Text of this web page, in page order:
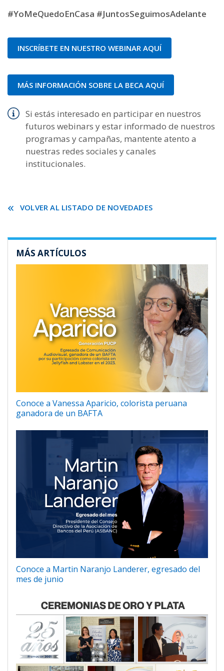
#YoMeQuedoEnCasa #JuntosSeguimosAdelante
INSCRÍBETE EN NUESTRO WEBINAR AQUÍ
MÁS INFORMACIÓN SOBRE LA BECA AQUÍ
Si estás interesado en participar en nuestros
futuros webinars y estar informado de nuestros
programas y campañas, mantente atento a
nuestras redes sociales y canales
institucionales.
VOLVER AL LISTADO DE NOVEDADES
MÁS ARTÍCULOS
Conoce a Vanessa Aparicio, colorista peruana
ganadora de un BAFTA
Conoce a Martin Naranjo Landerer, egresado del
mes de junio